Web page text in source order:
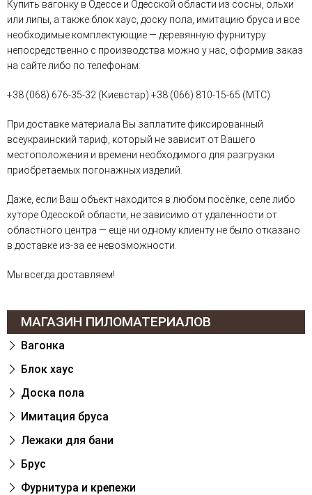
Купить вагонку в Одессе и Одесской области из сосны, ольхи
или липы, а также блок хаус, доску пола, имитацию бруса и все
необходимые комплектующие — деревянную фурнитуру
непосредственно с производства можно у нас, оформив заказ
на сайте либо по телефонам:
+38 (068) 676-35-32 (Киевстар) +38 (066) 810-15-65 (МТС)
При доставке материала Вы заплатите фиксированный
всеукраинский тариф, который не зависит от Вашего
местоположения и времени необходимого для разгрузки
приобретаемых погонажных изделий.
Даже, если Ваш объект находится в любом посёлке, селе либо
хуторе Одесской области, не зависимо от удаленности от
областного центра — ещё ни одному клиенту не было отказано
в доставке из-за ее невозможности.
Мы всегда доставляем!
МАГАЗИН ПИЛОМАТЕРИАЛОВ
Вагонка
Блок хаус
Доска пола
Имитация бруса
Лежаки для бани
Брус
Фурнитура и крепежи